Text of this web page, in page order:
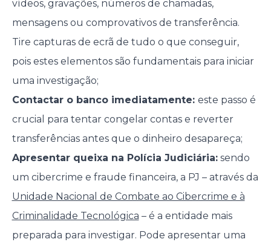
vídeos, gravações, números de chamadas,
mensagens ou comprovativos de transferência.
Tire capturas de ecrã de tudo o que conseguir,
pois estes elementos são fundamentais para iniciar
uma investigação;
Contactar o banco imediatamente: este passo é
crucial para tentar congelar contas e reverter
transferências antes que o dinheiro desapareça;
Apresentar queixa na Polícia Judiciária:sendo
um cibercrime e fraude financeira, a PJ – através da
Unidade Nacional de Combate ao Cibercrime e à
Criminalidade Tecnológica – é a entidade mais
preparada para investigar. Pode apresentar uma